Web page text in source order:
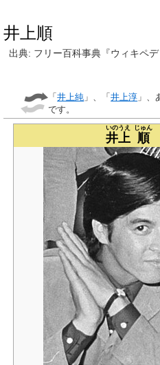
井上順
出典: フリー百科事典『ウィキペ
「井上純 」、「井上淳 」、
です。
井上
いのうえ
順
じゅん